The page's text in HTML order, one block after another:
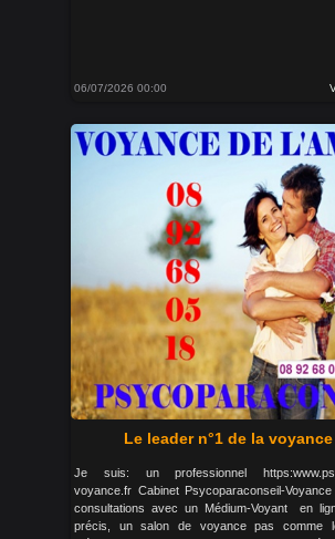
06/07/2026 00:00
Le leader n°1 de la
Je suis: un professionnel
voyance.fr Cabinet Psycoparaconseil-
consultations avec un Médium-Voyant en
précis, un salon de voyance pas comme